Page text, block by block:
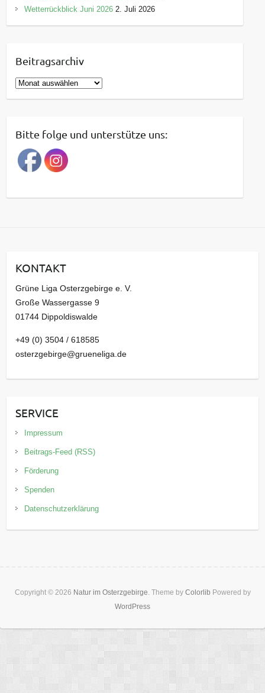
Wetterrückblick Juni 2026 2. Juli 2026
Beitragsarchiv
B
e
r
a
g
a
v
Bitte folge und unterstütze uns:
KONTAKT
Grüne Liga Osterzgebirge e. V.
Große Wassergasse 9
01744 Dippoldiswalde
+49 (0) 3504 / 618585
osterzgebirge@grueneliga.de
SERVICE
Impressum
Beitrags-Feed (RSS)
Förderung
Spenden
Datenschutzerklärung
Copyright © 2026 Natur im Osterzgebirge . Theme by Colorlib Powered by
WordPress